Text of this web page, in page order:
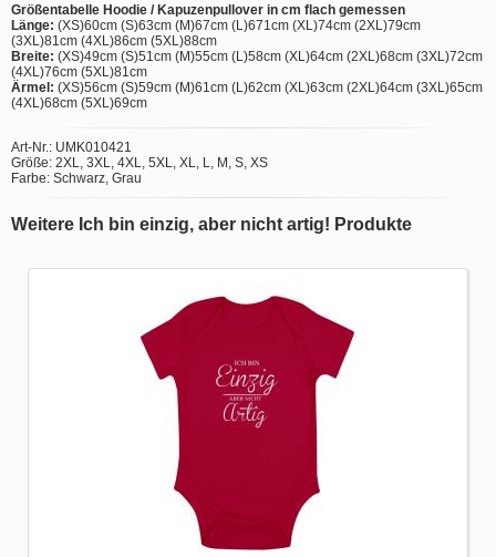
Größentabelle Hoodie / Kapuzenpullover in cm flach gemessen
Länge: (XS)60cm (S)63cm (M)67cm (L)671cm (XL)74cm (2XL)79cm
(3XL)81cm (4XL)86cm (5XL)88cm
Breite: (XS)49cm (S)51cm (M)55cm (L)58cm (XL)64cm (2XL)68cm (3XL)72cm
(4XL)76cm (5XL)81cm
Ärmel: (XS)56cm (S)59cm (M)61cm (L)62cm (XL)63cm (2XL)64cm (3XL)65cm
(4XL)68cm (5XL)69cm
Art-Nr.: UMK010421
Größe: 2XL, 3XL, 4XL, 5XL, XL, L, M, S, XS
Farbe: Schwarz, Grau
Weitere Ich bin einzig, aber nicht artig! Produkte